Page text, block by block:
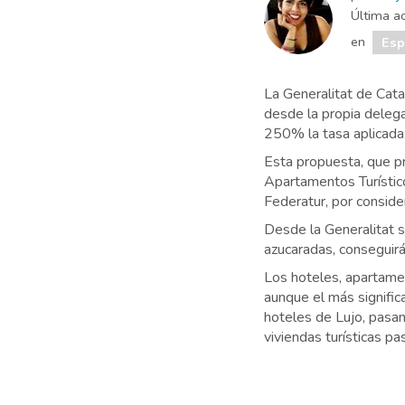
Última
en
La Generalitat de
desde la propia
250% la tasa
Esta propuesta, que
Apartamentos
Federatur, por
Desde la Generalitat
azucaradas,
Los hoteles,
aunque el más
hoteles de Lujo,
viviendas turísticas